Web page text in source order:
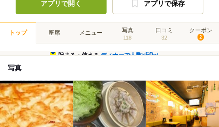
アプリで開く アプリで保存
トップ 座席 メニュー 写真
118
口コミ
32
クーポン
2
貯まる・使えるディナーで人数×50pt
写真